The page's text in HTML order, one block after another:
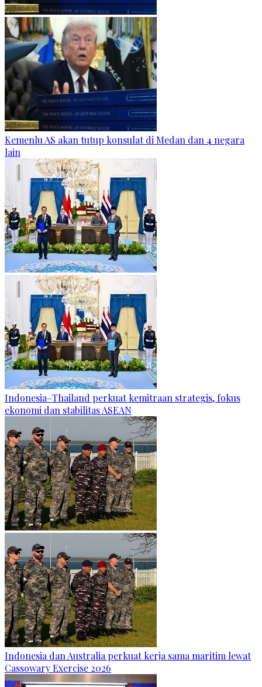
Kemenlu AS akan tutup konsulat di Medan dan 4 negara
lain
Indonesia–Thailand perkuat kemitraan strategis, fokus
ekonomi dan stabilitas ASEAN
Indonesia dan Australia perkuat kerja sama maritim lewat
Cassowary Exercise 2026